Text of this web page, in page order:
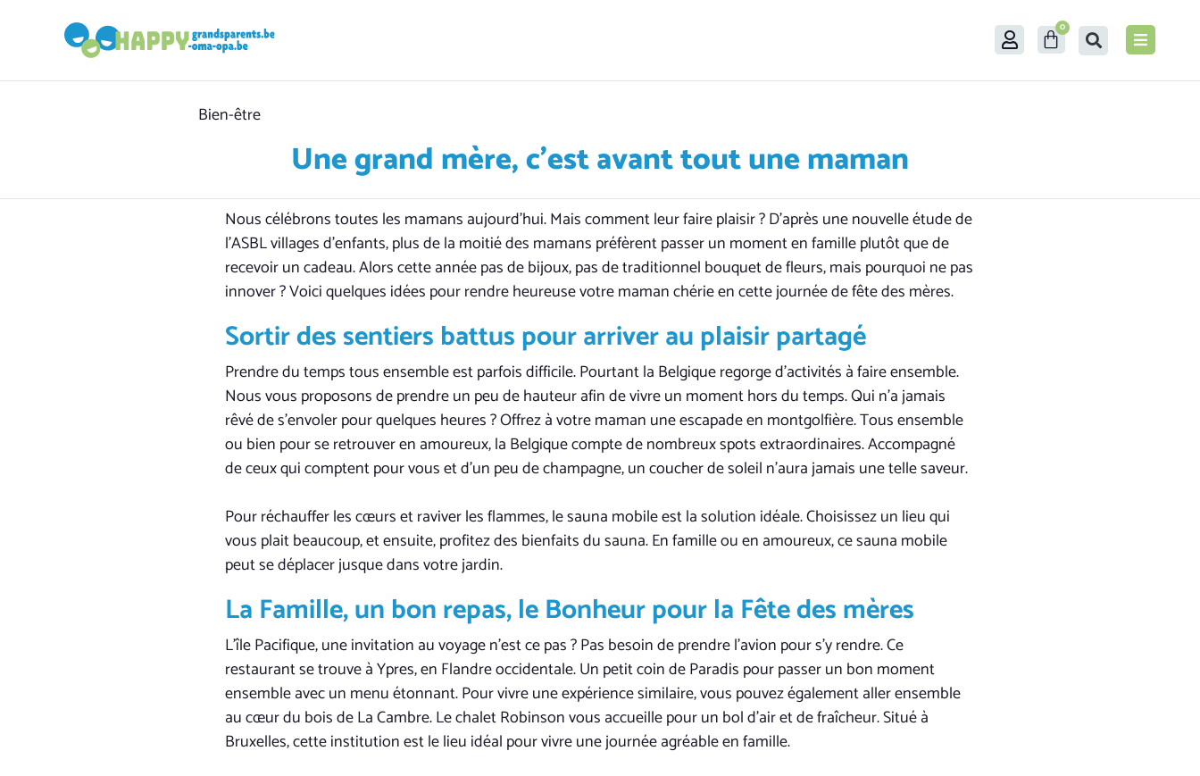
0
Une grand mère, c’est avant tout une maman
Category
Bien-être
Nous célébrons toutes les mamans aujourd’hui. Mais comment leur faire plaisir ? D’après une nouvelle étude de
l’ASBL villages d’enfants, plus de la moitié des mamans préfèrent passer un moment en famille plutôt que de
recevoir un cadeau. Alors cette année pas de bijoux, pas de traditionnel bouquet de fleurs, mais pourquoi ne pas
innover ? Voici quelques idées pour rendre heureuse votre maman chérie en cette journée de fête des mères.
Sortir des sentiers battus pour arriver au plaisir partagé
Prendre du temps tous ensemble est parfois difficile. Pourtant la Belgique regorge d’activités à faire ensemble.
Nous vous proposons de prendre un peu de hauteur afin de vivre un moment hors du temps. Qui n’a jamais
rêvé de s’envoler pour quelques heures ? Offrez à votre maman une escapade en montgolfière. Tous ensemble
ou bien pour se retrouver en amoureux, la Belgique compte de nombreux spots extraordinaires. Accompagné
de ceux qui comptent pour vous et d’un peu de champagne, un coucher de soleil n’aura jamais une telle saveur.
Pour réchauffer les cœurs et raviver les flammes, le sauna mobile est la solution idéale. Choisissez un lieu qui
vous plait beaucoup, et ensuite, profitez des bienfaits du sauna. En famille ou en amoureux, ce sauna mobile
peut se déplacer jusque dans votre jardin.
La Famille, un bon repas, le Bonheur pour la Fête des mères
L’île Pacifique, une invitation au voyage n’est ce pas ? Pas besoin de prendre l’avion pour s’y rendre. Ce
restaurant se trouve à Ypres, en Flandre occidentale. Un petit coin de Paradis pour passer un bon moment
ensemble avec un menu étonnant. Pour vivre une expérience similaire, vous pouvez également aller ensemble
au cœur du bois de La Cambre. Le chalet Robinson vous accueille pour un bol d’air et de fraîcheur. Situé à
Bruxelles, cette institution est le lieu idéal pour vivre une journée agréable en famille.